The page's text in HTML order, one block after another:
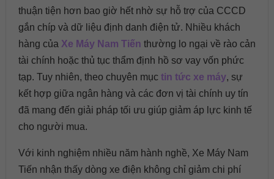
thuận tiện hơn bao giờ hết nhờ sự hỗ trợ của CCCD
gắn chíp và dữ liệu định danh điện tử. Nhiều khách
hàng của Xe Máy Nam Tiến thường lo ngại về rào cản
tài chính hoặc thủ tục thẩm định hồ sơ vay vốn phức
tạp. Tuy nhiên, theo chuyên mục tin tức xe máy, sự
kết hợp giữa ngân hàng và các đơn vị tài chính uy tín
đã mang đến giải pháp tối ưu giúp giảm áp lực kinh tế
cho người mua.
Với kinh nghiệm nhiều năm hành nghề, Xe Máy Nam
Tiến nhận thấy dòng xe điện không chỉ giảm chi phí